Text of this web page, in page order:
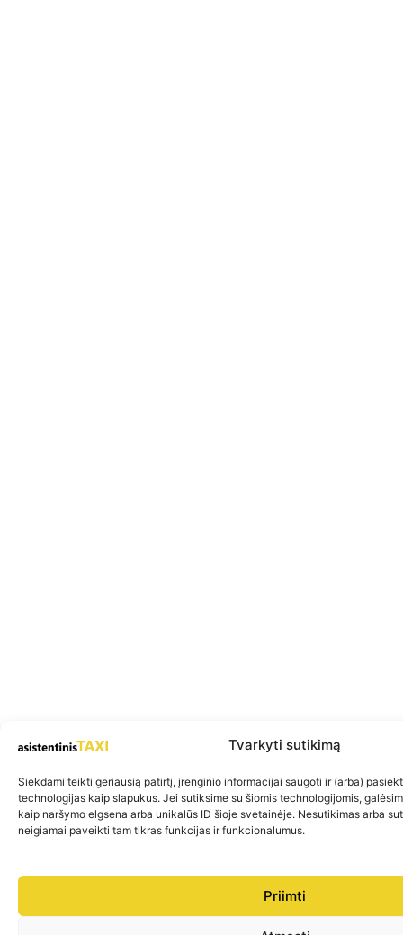
Tvarkyti sutikimą
Siekdami teikti geriausią patirtį, įrenginio informacijai saugoti ir (arba)
technologijas kaip slapukus. Jei sutiksime su šiomis technologijomis,
kaip naršymo elgsena arba unikalūs ID šioje svetainėje. Nesutikimas arba
neigiamai paveikti tam tikras funkcijas ir funkcionalumus.
Priimti